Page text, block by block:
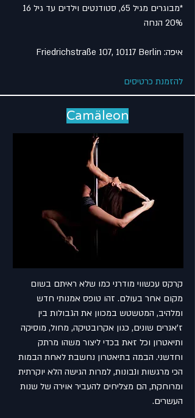
*מבוגרים מגיל 65, סטודנטים וילדים עד גיל 16
20% הנחה
איפה: Friedrichstraße 107, 10117 Berlin
להזמנת כרטיסים
Camäleon
קרקס עכשווי מודרני כמו שלא ראיתם בשום
מקום אחר בעולם. זהו טופס אמנותי חדש
ומלהיב, המטשטש במכוון את הגבולות בין
ז'אנרים שונים, כגון אקרובטיקה, מחול, מוסיקה
ותיאטרון וכל זאת בכדי ליצור משהו מרתק
וחדשני. הבמה בתיאטרון נחשבת לאחת הבמות
הכי מרגשות ונבונות, למרות הגישה הלא יוקרתית
ומרוחקת, הם מצליחים להעביר אוירה של שנות
העשרים.